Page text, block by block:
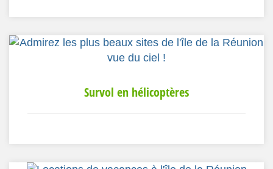
Survol en hélicoptères